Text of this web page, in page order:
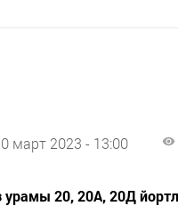
март 2023 - 13:00
урамы 20, 20А, 20Д